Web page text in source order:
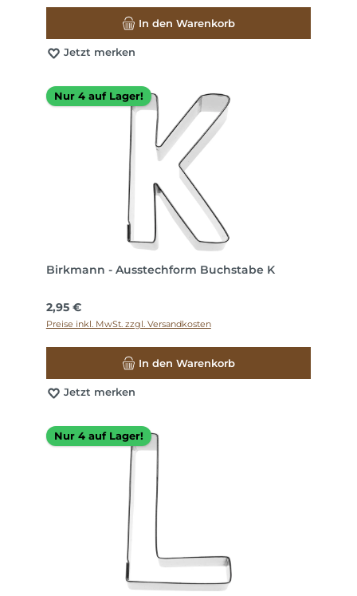
In den Warenkorb
Jetzt merken
Nur 4 auf Lager!
Birkmann - Ausstechform Buchstabe K
Regulärer Preis:
2,95 €
Preise inkl. MwSt. zzgl. Versandkosten
In den Warenkorb
Jetzt merken
Nur 4 auf Lager!